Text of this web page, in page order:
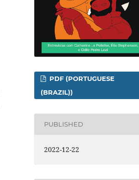
PDF (PORTUGUESE
(BRAZIL))
PUBLISHED
2022-12-22